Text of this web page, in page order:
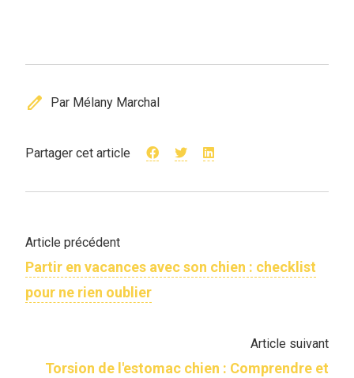
edit Par Mélany Marchal
Partager cet article
Article précédent
Partir en vacances avec son chien : checklist
pour ne rien oublier
Article suivant
Torsion de l'estomac chien : Comprendre et